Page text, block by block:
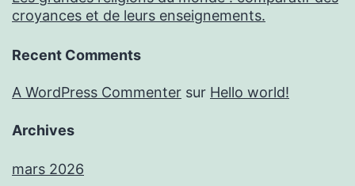
croyances et de leurs enseignements.
Recent Comments
A WordPress Commenter sur Hello world!
Archives
mars 2026